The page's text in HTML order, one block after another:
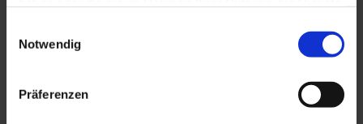
Cookies, wenn Sie unsere Webseite weiterhin nutzen.
Notwendig
Präferenzen